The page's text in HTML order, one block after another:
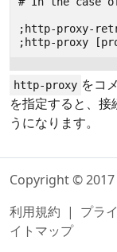
http-proxy をコ
を指定すると、
うになります。
Copyright © 2017
利用規約 | プラ
イトマップ